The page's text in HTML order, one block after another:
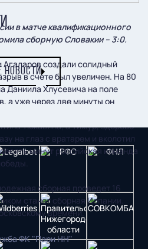
в матче квалификационного
сборную Словакии – 3:0.
создали солидный
в счете был увеличен. На 80
Даниила Хлусевича на поле
а уже через две минуты он
Тюкавина, а Тимур, здорово
на глаз с вратарем и вколотил
минут российская команда
сборная проведет 16
станет сборная Испании.
времени.
ФК "Пари НН"
НОВОСТИ